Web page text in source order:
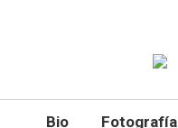
Bio Fotografía